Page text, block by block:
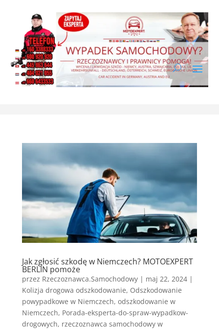
Jak zgłosić szkodę w Niemczech? MOTOEXPERT
BERLIN pomoże
przez Rzeczoznawca.Samochodowy| maj 22, 2024|
Kolizja drogowa odszkodowanie, Odszkodowanie
powypadkowe w Niemczech, odszkodowanie w
Niemczech, Porada-eksperta-do-spraw-wypadkow-
drogowych, rzeczoznawca samochodowy w